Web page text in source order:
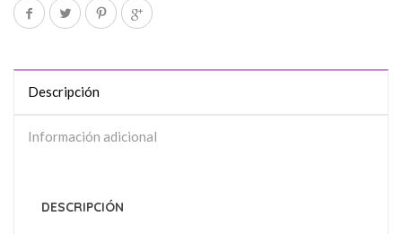
Descripción
Información adicional
DESCRIPCIÓN